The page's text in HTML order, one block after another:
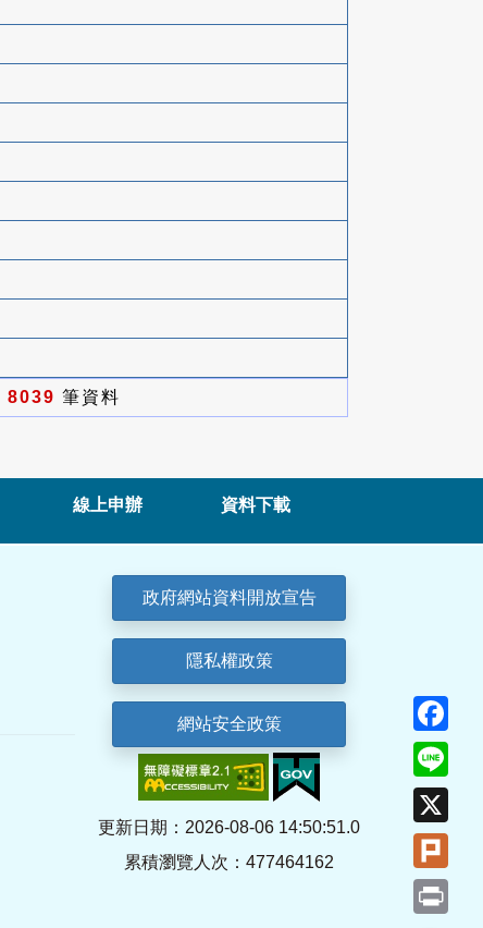
8039 筆資料
線上申辦 資料下載
政府網站資料開放宣告
隱私權政策
網站安全政策
更新日期：2026-08-06 14:50:51.0
累積瀏覽人次：477464162